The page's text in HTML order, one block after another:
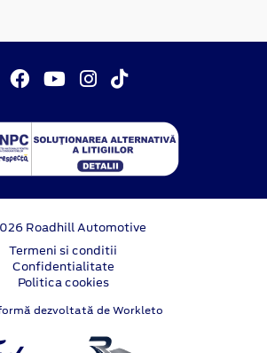
Roadhill Automotive
Termeni si conditii
Confidentialitate
Politica cookies
dezvoltată de Workleto